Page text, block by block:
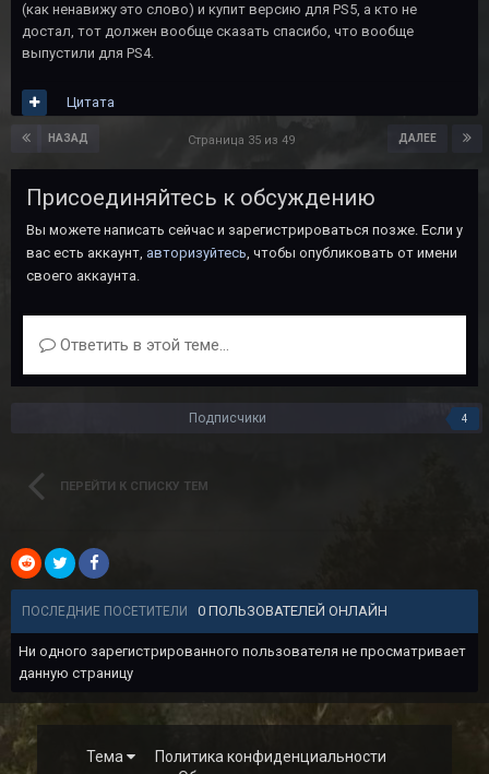
(как ненавижу это слово) и купит версию для PS5, а кто не
достал, тот должен вообще сказать спасибо, что вообще
выпустили для PS4.
Цитата
НАЗАД ДАЛЕЕ
Страница 35 из 49
Присоединяйтесь к обсуждению
Вы можете написать сейчас и зарегистрироваться позже. Если у
вас есть аккаунт, авторизуйтесь, чтобы опубликовать от имени
своего аккаунта.
Ответить в этой теме...
Подписчики 4
ПЕРЕЙТИ К СПИСКУ ТЕМ
ПОСЛЕДНИЕ ПОСЕТИТЕЛИ 0 ПОЛЬЗОВАТЕЛЕЙ ОНЛАЙН
Ни одного зарегистрированного пользователя не просматривает
данную страницу
Тема
Политика конфиденциальности